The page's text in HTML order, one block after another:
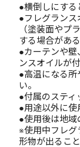
●横倒しにする
●フレグランス
（塗装面やプ
する場合がある
●カーテンや壁
ンスオイルが
●高温になる
い。
●付属のスティ
●用途以外に使
●使用後は地域
※使用中フレグ
形物が出るこ